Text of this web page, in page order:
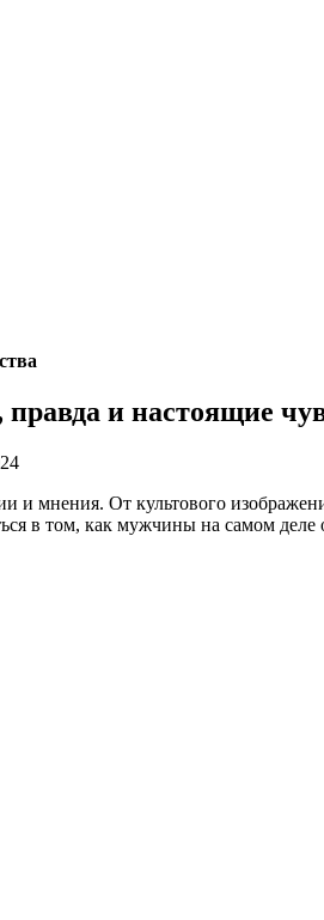
и настоящие
и мнения. От культового
в том, как мужчины на самом деле